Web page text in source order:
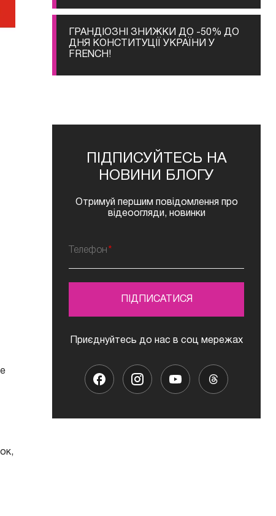
ГРАНДІОЗНІ ЗНИЖКИ ДО -50% ДО
ДНЯ КОНСТИТУЦІЇ УКРАЇНИ У
FRENCH!
ПІДПИСУЙТЕСЬ НА
НОВИНИ БЛОГУ
Отримуй першим повідомлення про
відеоогляди, новинки
Телефон
ПІДПИСАТИСЯ
Приєднуйтесь до нас в соц мережах